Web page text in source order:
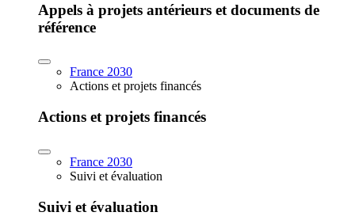
Appels à projets antérieurs et documents de
référence
France 2030
Actions et projets financés
Actions et projets financés
France 2030
Suivi et évaluation
Suivi et évaluation